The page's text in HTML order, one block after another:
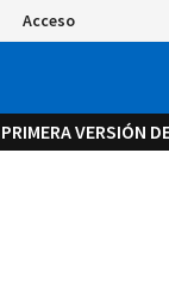
Acceso
PRIMERA VERSIÓN